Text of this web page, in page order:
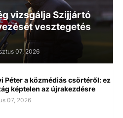
vizsgálja Szijjártó
vesztegetés
07, 2026
Péter a közmédiás csörtéről: ez
képtelen az újrakezdésre
07, 2026